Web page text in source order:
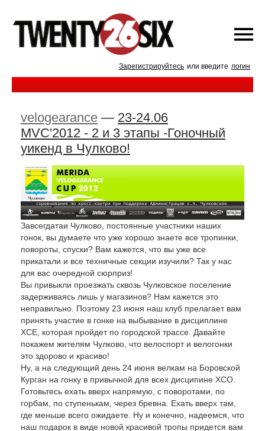
Зарегистрируйтесь или введите логин
velogearance — 23-24.06
MVC'2012 - 2 и 3 этапы -Гоночный
уикенд в Чулково!
Завсегдатаи Чулково, постоянные участники наших
гонок, вы думаете что уже хорошо знаете все тропинки,
повороты, спуски? Вам кажется, что вы уже все
прикатали и все техничные секции изучили? Так у нас
для вас очередной сюрприз!
Вы привыкли проезжать сквозь Чулковское поселение
задерживаясь лишь у магазинов? Нам кажется это
неправильно. Поэтому 23 июня наш клуб прелагает вам
принять участие в гонке на выбывание в дисциплине
ХСЕ, которая пройдет по городской трассе. Давайте
покажем жителям Чулково, что велоспорт и велогонки
это здорово и красиво!
Ну, а на следующий день 24 июня велкам на Боровской
Курган на гонку в привычной для всех дисципине ХСО.
Готовьтесь ехать вверх напрямую, с поворотами, по
горбам, по ступенькам, через бревна. Ехать вверх там,
где меньше всего ожидаете. Ну и конечно, надеемся, что
наш подарок в виде новой красивой тропы придется вам